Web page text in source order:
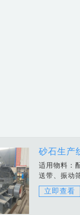
砂石生产
适用物料：
送带、振动
立即查看